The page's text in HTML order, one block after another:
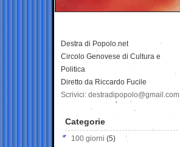
Destra di Popolo.net
Circolo Genovese di Cultura e
Politica
Diretto da Riccardo Fucile
Scrivici: destradipopolo@gmail.com
Categorie
100 giorni (5)